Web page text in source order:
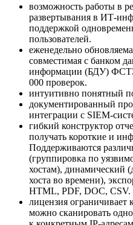
возможность работы в
развертывания в ИТ-
поддержкой
пользователей.
еженедельно
совместимая с банком
информации (БДУ)
000 проверок.
интуитивно понятный
документированный
интеграции с SIEM-
гибкий конструктор
получать короткие и
Поддерживаются
(группировка по
хостам), динамический
хоста во времени),
HTML, PDF, DOC, CSV.
лицензия ограничивает
можно сканировать